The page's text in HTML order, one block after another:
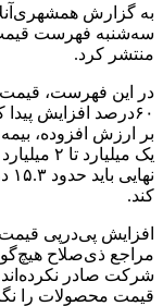
به گزارش
سه‌شنبه فهرست
منتشر کرد.
۶۰درصد افزایش
بر ارزش ‌افزوده،
یک
کند.
افزایش پی‌درپی
مراجع ذی‌صلاح
شرکت صادر نکرده‌اند
قیمت محصولات را